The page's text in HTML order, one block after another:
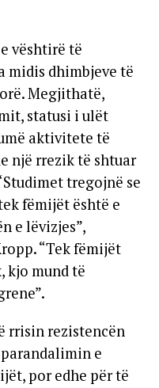
vështirë të
midis dhimbjeve të
Megjithatë,
statusi i ulët
aktivitete të
një rrezik të shtuar
tregojnë se
fëmijët është e
e lëvizjes”,
“Tek fëmijët
kjo mund të
rrisin rezistencën
e
por edhe për të